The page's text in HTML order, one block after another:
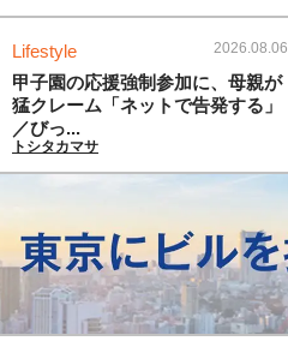
Lifestyle 2026.08.06
甲子園の応援強制参加に、母親が
猛クレーム「ネットで告発する」
／びっ...
トシタカマサ